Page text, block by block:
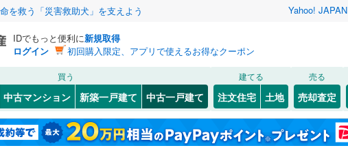
を救う「災害救助犬」を支えよう Yahoo! JAPAN
IDでもっと便利に新規取得
ログイン
初回購入限定、アプリで使えるお得なクーポン
買う
中古マンション 新築一戸建て 中古一戸建て
建てる
注文住宅 土地
売る
売却査定
北海道
青森 岩手 宮城 秋田 山形
函館本線(0) 札沼線(0)
石勝線(0) 室蘭本線(0)
根室本線(0) 富良野線(0)
フォーム、リノベーション
リノベーション・リフォーム
（21）
築古・築30年以上（11）
検索条件を保存しました
この検索条件の新着物件通知は、 マイページから設定できます。